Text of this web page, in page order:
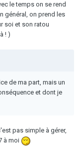
le temps on se rend
général, on prend les
soi et son ratou
! )
de ma part, mais un
et dont je
pas simple à gérer,
à moi